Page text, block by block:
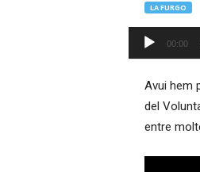
R
LA FURGO
Reproductor
d'àudio
00:00
Avui hem
del
entre